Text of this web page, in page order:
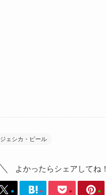
ジェシカ・ビール
よかったらシェアしてね！